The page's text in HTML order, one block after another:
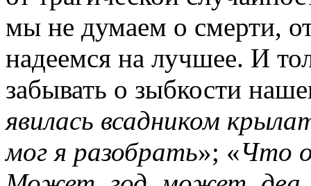
мы не думаем о смерти,
надеемся на лучшее. И
забывать о зыбкости
явилась всадником
мог я разобрать»; «Что